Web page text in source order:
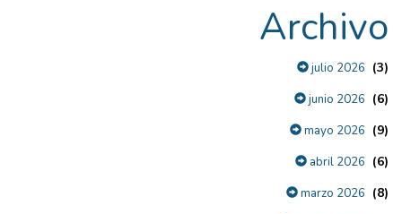
Archivo
julio 2026 (3)
junio 2026 (6)
mayo 2026 (9)
abril 2026 (6)
marzo 2026 (8)